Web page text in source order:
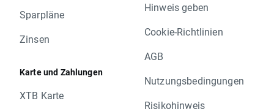
Sparpläne
Zinsen
Karte und Zahlungen
XTB Karte
Hinweis geben
Cookie-Richtlinien
AGB
Nutzungsbedingungen
Risikohinweis